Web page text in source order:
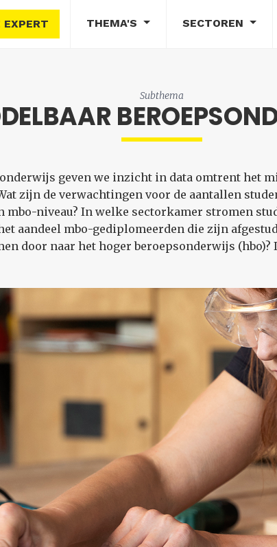
EXPERT THEMA'S SECTOREN
Subthema
geven we inzicht in data omtrent het
zijn de verwachtingen voor de aantallen
niveau? In welke sectorkamer stromen
aandeel mbo-gediplomeerden die zijn
door naar het hoger beroepsonderwijs